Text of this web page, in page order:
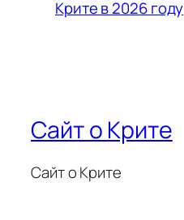
Крите в 2026 году
Сайт о Крите
Сайт о Крите